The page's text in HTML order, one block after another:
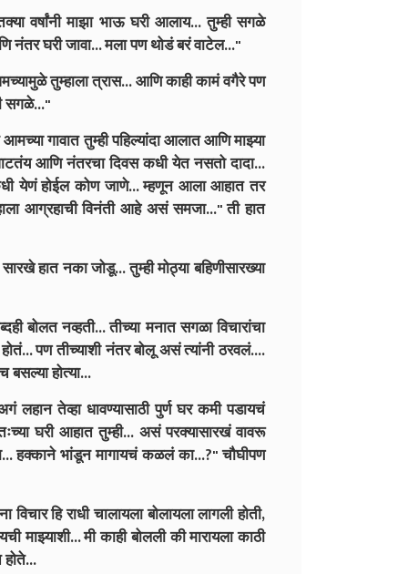
वर्षांनी माझा भाऊ घरी आलाय... तुम्ही सगळे
घरी जावा... मला पण थोडं बरं वाटेल..."
तुम्हाला त्रास... आणि काही कामं वगैरे पण
सगळे..."
गावात तुम्ही पहिल्यांदा आलात आणि माझ्या
आणि नंतरचा दिवस कधी येत नसतो दादा...
येणं होईल कोण जाणे... म्हणून आला आहात तर
आग्रहाची विनंती आहे असं समजा..." ती हात
हात नका जोडू... तुम्ही मोठ्या बहिणीसारख्या
बोलत नव्हती... तीच्या मनात सगळा विचारांचा
पण तीच्याशी नंतर बोलू असं त्यांनी ठरवलं....
बसल्या होत्या...
तेव्हा धावण्यासाठी पुर्ण घर कमी पडायचं
घरी आहात तुम्ही... असं परक्यासारखं वावरू
हक्काने भांडून मागायचं कळलं का...?" चौघीपण
हि राधी चालायला बोलायला लागली होती,
माझ्याशी... मी काही बोलली की मारायला काठी